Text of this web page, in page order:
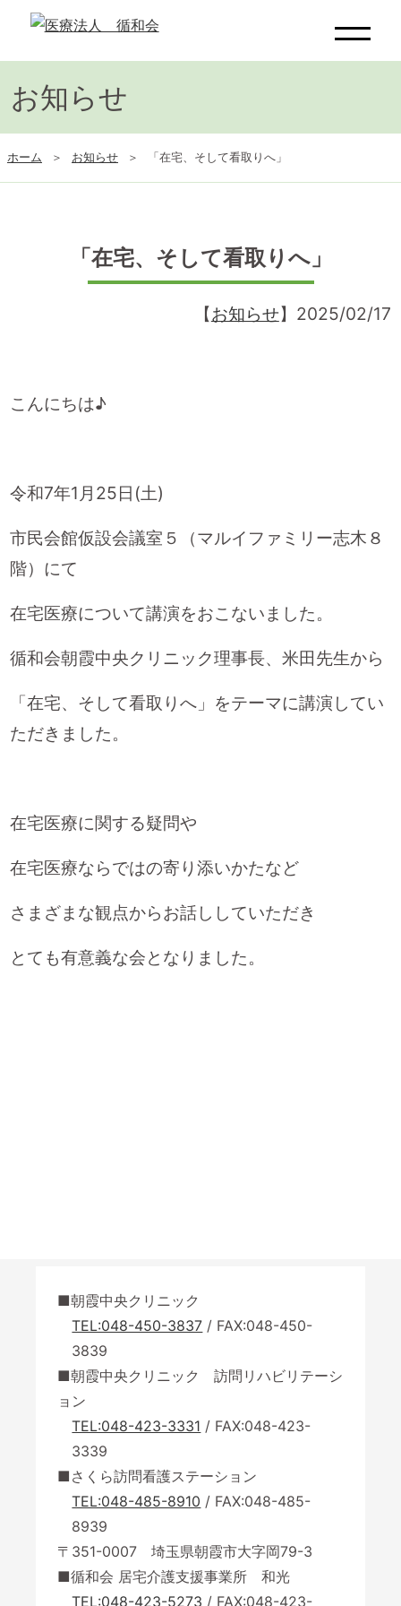
お知らせ
ホーム お知らせ 「在宅、そして看取りへ」
「在宅、そして看取りへ」
【お知らせ】2025/02/17
こんにちは♪
令和7年1月25日(土)
市民会館仮設会議室５（マルイファミリー志木８
階）にて
在宅医療について講演をおこないました。
循和会朝霞中央クリニック理事長、米田先生から
「在宅、そして看取りへ」 をテーマに講演してい
ただきました。
在宅医療に関する疑問や
在宅医療ならではの寄り添いかたなど
さまざまな観点からお話ししていただき
とても有意義な会となりました。
朝霞中央クリニック
TEL:048-450-3837 / FAX:048-450-
3839
朝霞中央クリニック 訪問リハビリテーシ
ョン
TEL:048-423-3331 / FAX:048-423-
3339
さくら訪問看護ステーション
TEL:048-485-8910 / FAX:048-485-
8939
〒351-0007 埼玉県朝霞市大字岡79-3
循和会 居宅介護支援事業所 和光
TEL:048-423-5273 / FAX:048-423-